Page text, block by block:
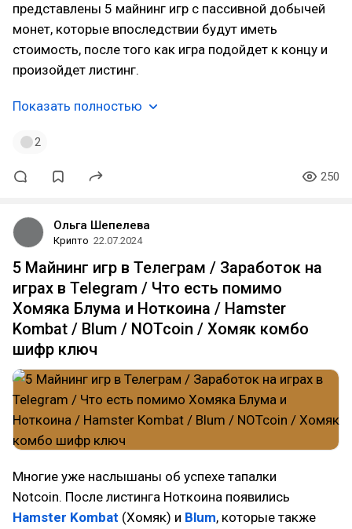
представлены 5 майнинг игр с пассивной добычей
монет, которые впоследствии будут иметь
стоимость, после того как игра подойдет к концу и
произойдет листинг.
Показать полностью
2
250
Ольга Шепелева
Крипто 22.07.2024
5 Майнинг игр в Телеграм / Заработок на
играх в Telegram / Что есть помимо
Хомяка Блума и Ноткоина / Hamster
Kombat / Blum / NOTcoin / Хомяк комбо
шифр ключ
Многие уже наслышаны об успехе тапалки
Notcoin. После листинга Ноткоина появились
Hamster Kombat (Хомяк) и Blum, которые также